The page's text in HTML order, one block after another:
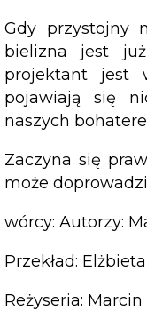
Gdy przystojny
bielizna jest
projektant jest
pojawiają się
naszych
Zaczyna się
może
wórcy: Autorzy:
Przekład:
Reżyseria: